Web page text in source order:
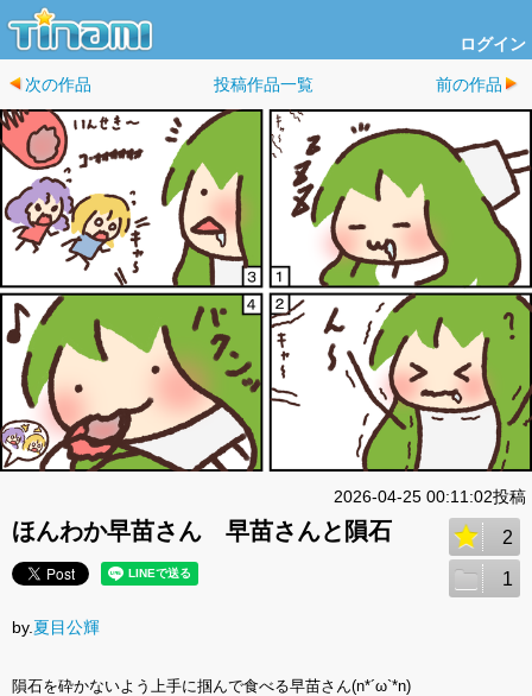
ログイン
次の作品 投稿作品一覧 前の作品
2026-04-25 00:11:02投稿
ほんわか早苗さん 早苗さんと隕石 2
1
by. 夏目公輝
隕石を砕かないよう上手に掴んで食べる早苗さん(n*´ω`*n)